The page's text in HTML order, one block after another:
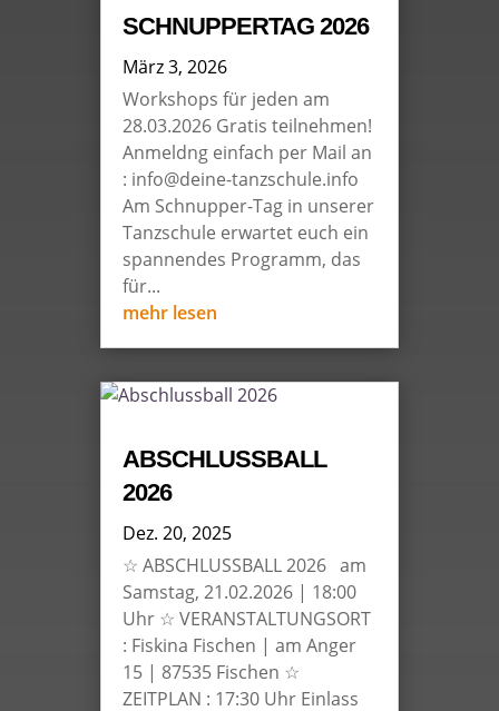
SCHNUPPERTAG 2026
März 3, 2026
Workshops für jeden am
28.03.2026 Gratis teilnehmen!
Anmeldng einfach per Mail an
: info@deine-tanzschule.info
Am Schnupper-Tag in unserer
Tanzschule erwartet euch ein
spannendes Programm, das
für...
mehr lesen
ABSCHLUSSBALL
2026
Dez. 20, 2025
☆ ABSCHLUSSBALL 2026 am
Samstag, 21.02.2026 | 18:00
Uhr ☆ VERANSTALTUNGSORT
: Fiskina Fischen | am Anger
15 | 87535 Fischen ☆
ZEITPLAN : 17:30 Uhr Einlass